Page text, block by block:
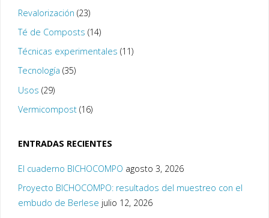
Revalorización (23)
Té de Composts (14)
Técnicas experimentales (11)
Tecnología (35)
Usos (29)
Vermicompost(16)
ENTRADAS RECIENTES
El cuaderno BICHOCOMPO agosto 3, 2026
Proyecto BICHOCOMPO: resultados del muestreo con el
embudo de Berlese julio 12, 2026